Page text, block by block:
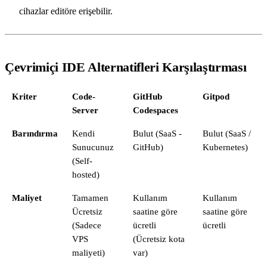
cihazlar editöre erişebilir.
Çevrimiçi IDE Alternatifleri Karşılaştırması
Kriter
Code-
Server
GitHub
Codespaces
Gitpod
Barındırma
Kendi
Sunucunuz
(Self-
hosted)
Bulut (SaaS -
GitHub)
Bulut (SaaS /
Kubernetes)
Maliyet
Tamamen
Ücretsiz
(Sadece
VPS
maliyeti)
Kullanım
saatine göre
ücretli
(Ücretsiz kota
var)
Kullanım
saatine göre
ücretli